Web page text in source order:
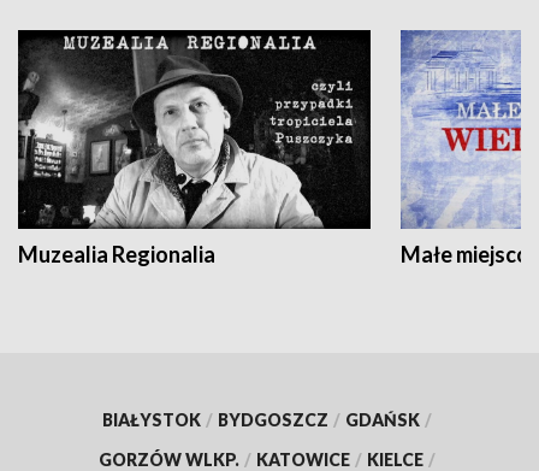
Muzealia Regionalia Małe
BIAŁYSTOK / BYDGOSZCZ / GDAŃSK /
GORZÓW WLKP. / KATOWICE / KIELCE /